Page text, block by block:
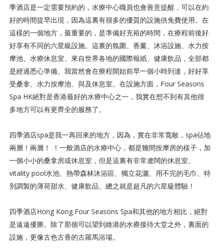
季酒店是一定需要預約的，水療中心職員也會善意提醒，可以在約
好的時間提早出現，因為這裏有很多的優質的設施供免費使用。 在
這樣的一個地方，最重要的，是準備好充裕的時間，在療程前後好
好享有不同的六星級設施。這裏的氛圍、香薰、沐浴設施、水力按
摩池、水療休息室、來自世界各地的國際報紙、健康飲品，全部都
是經過悉心準備。我當然會在療程開始前早一個小時到達，好好享
受桑拿、水力按摩池、與及休息室。在設施方面，Four Seasons
Spa HK絕對是香港最好的水療中心之一，我實在想不到有其他很
多地方可以有更齊全的服務了。
四季酒店spa是我一再回來的地方，因為，實在非常寬敞，spa佔地
兩層！兩層！ ！一般酒店的水療中心，都是幾間按摩房的樣子，加
一個小小的桑拿房或休息室，但是這裏有非常遼闊的休息室、
vitality pool水池、熱帶森林沐浴區、獨立花灑、用不完的毛巾、特
別調製的薄荷甜水、健康飲品、總之就是超凡的六星級體驗！
四季酒店Hong Kong Four Seasons Spa和其他的地方相比，絕對
是遠遠優勝。除了那個可以望到維港的水療接待大堂之外，裏面的
設施，更像古色古香的古羅馬浴場。